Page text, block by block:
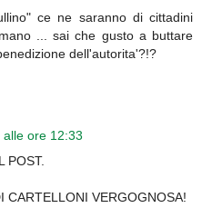
ce ne saranno di cittadini
... sai che gusto a buttare
dell'autorita'?!?
ore 12:33
POST.
CARTELLONI VERGOGNOSA!